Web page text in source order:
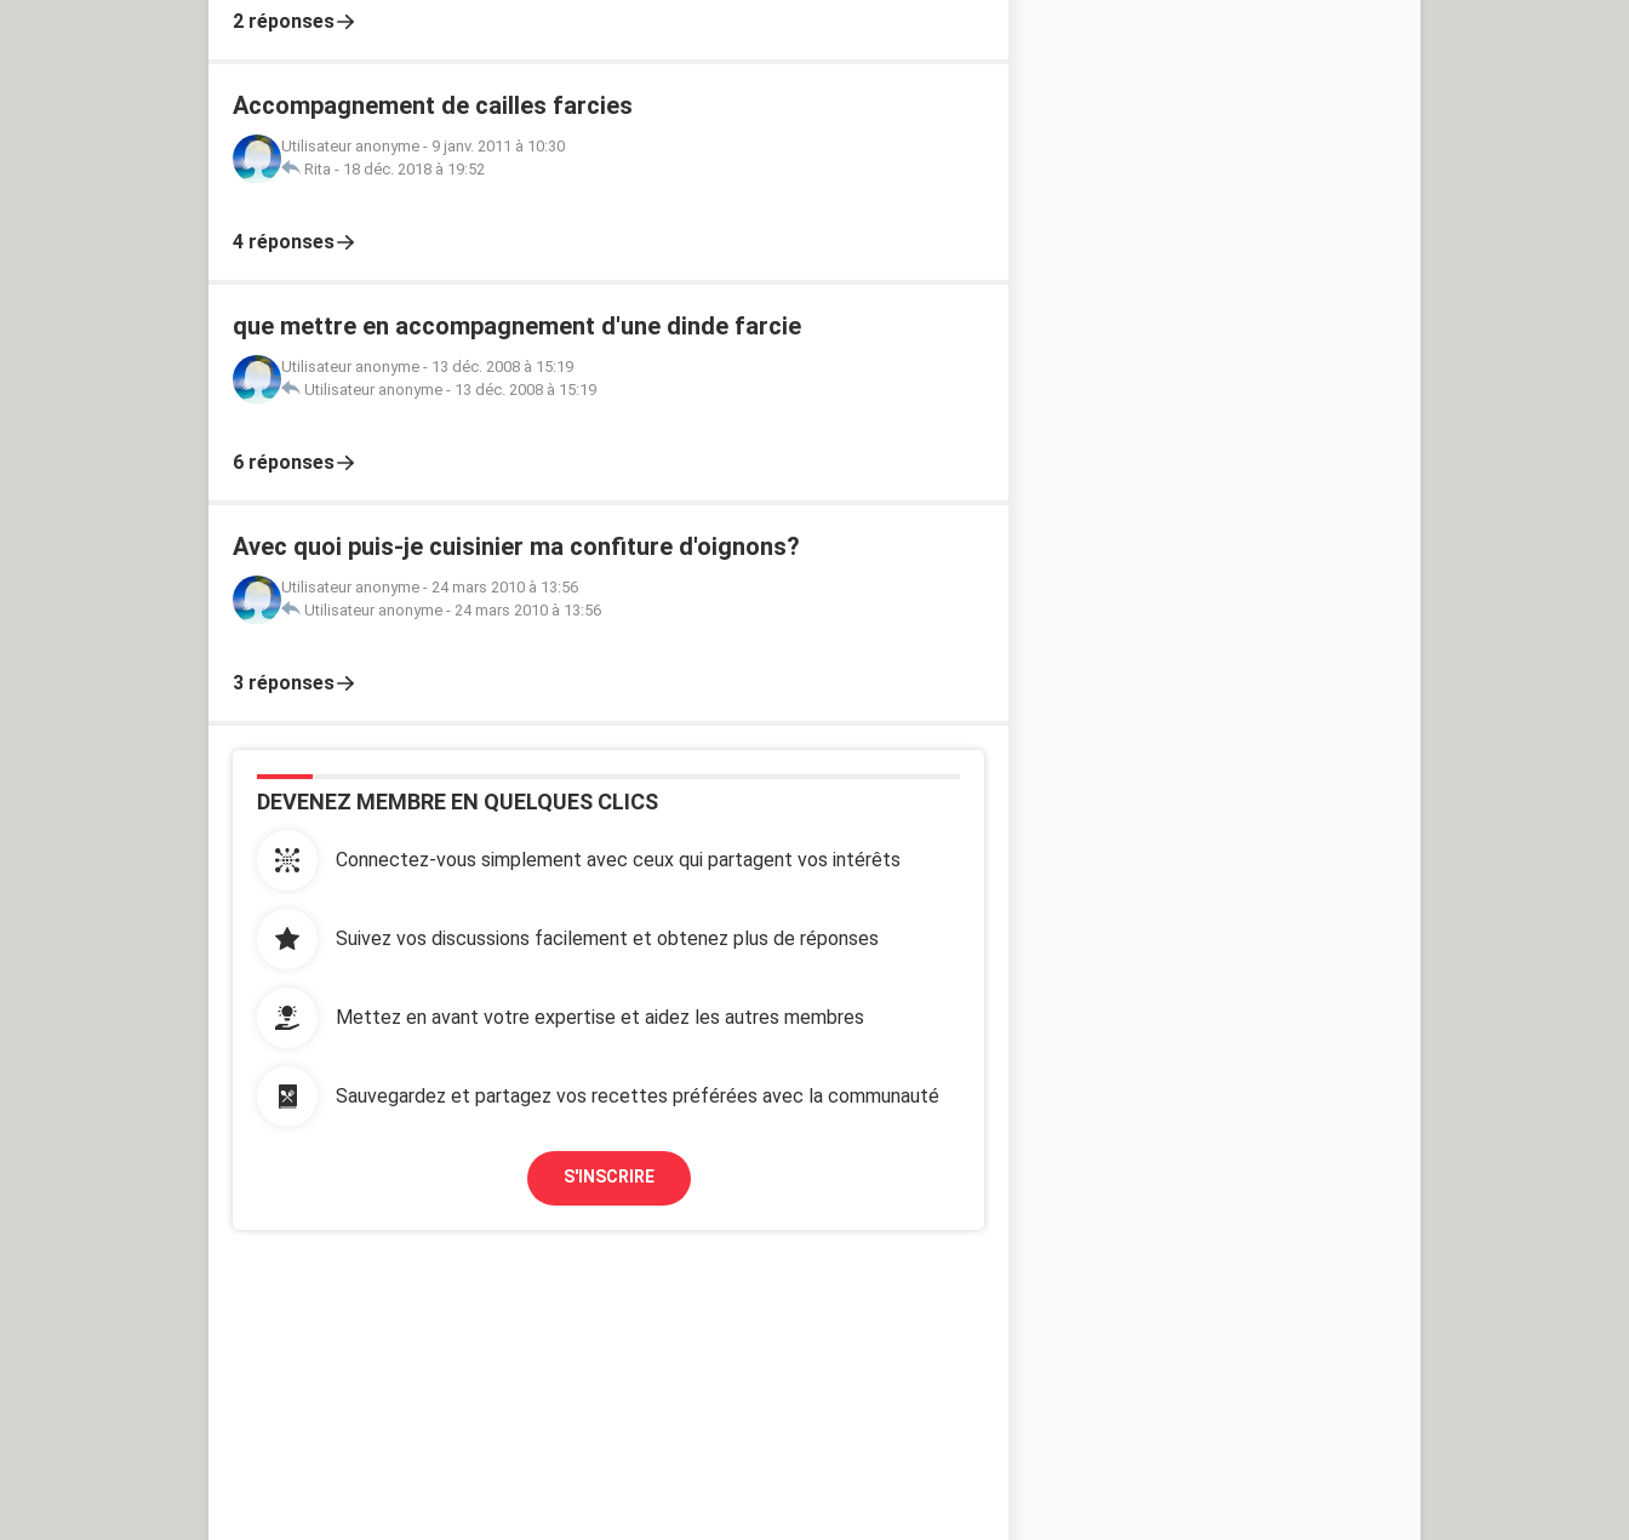
2 réponses
Accompagnement de cailles farcies
Utilisateur anonyme - 9 janv. 2011 à 10:30
Rita - 18 déc. 2018 à 19:52
4 réponses
que mettre en accompagnement d'une dinde farcie
Utilisateur anonyme - 13 déc. 2008 à 15:19
Utilisateur anonyme - 13 déc. 2008 à 15:19
6 réponses
Avec quoi puis-je cuisinier ma confiture d'oignons?
Utilisateur anonyme - 24 mars 2010 à 13:56
Utilisateur anonyme - 24 mars 2010 à 13:56
3 réponses
DEVENEZ MEMBRE EN QUELQUES CLICS
Connectez-vous simplement avec ceux qui partagent vos intérêts
Suivez vos discussions facilement et obtenez plus de réponses
Mettez en avant votre expertise et aidez les autres membres
Sauvegardez et partagez vos recettes préférées avec la communauté
S'INSCRIRE